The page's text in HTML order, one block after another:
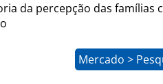
da percepção das famílias
Mercado >